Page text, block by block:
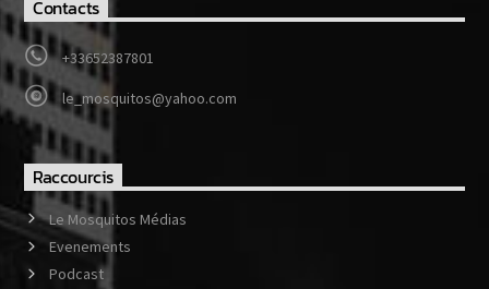
Contacts
+33652387801
le_mosquitos@yahoo.com
Raccourcis
Le Mosquitos Médias
Evenements
Podcast